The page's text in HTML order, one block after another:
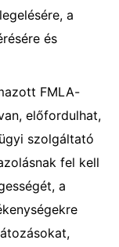
a
és
FMLA-
előfordulhat,
szolgáltató
fel kell
a